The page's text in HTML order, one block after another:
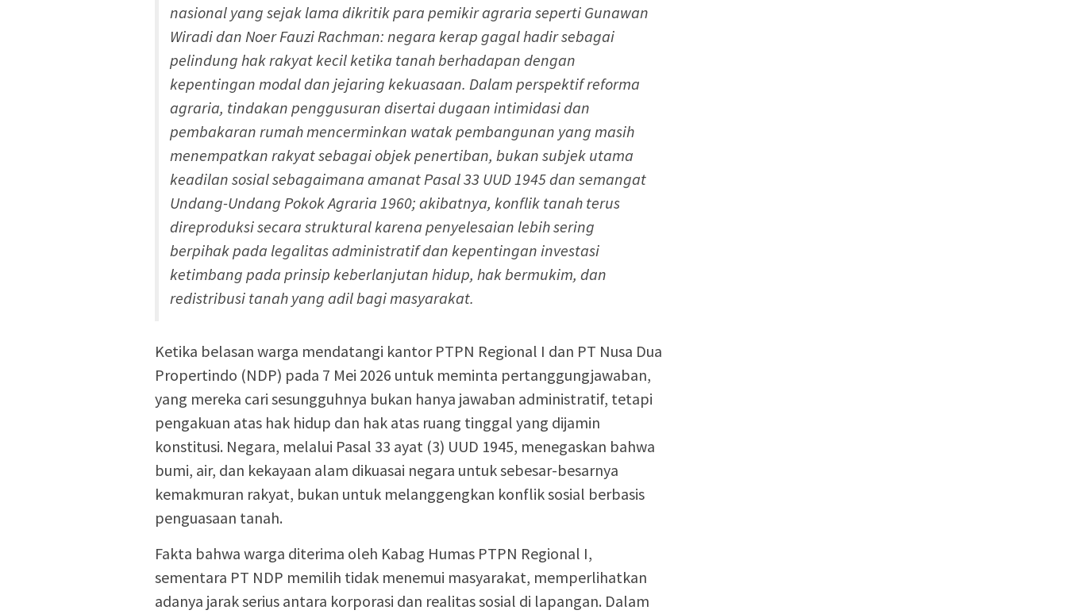
nasional yang sejak lama dikritik para pemikir agraria seperti Gunawan
Wiradi dan Noer Fauzi Rachman: negara kerap gagal hadir sebagai
pelindung hak rakyat kecil ketika tanah berhadapan dengan
kepentingan modal dan jejaring kekuasaan. Dalam perspektif reforma
agraria, tindakan penggusuran disertai dugaan intimidasi dan
pembakaran rumah mencerminkan watak pembangunan yang masih
menempatkan rakyat sebagai objek penertiban, bukan subjek utama
keadilan sosial sebagaimana amanat Pasal 33 UUD 1945 dan semangat
Undang-Undang Pokok Agraria 1960; akibatnya, konflik tanah terus
direproduksi secara struktural karena penyelesaian lebih sering
berpihak pada legalitas administratif dan kepentingan investasi
ketimbang pada prinsip keberlanjutan hidup, hak bermukim, dan
redistribusi tanah yang adil bagi masyarakat.
Ketika belasan warga mendatangi kantor PTPN Regional I dan PT Nusa Dua
Propertindo (NDP) pada 7 Mei 2026 untuk meminta pertanggungjawaban,
yang mereka cari sesungguhnya bukan hanya jawaban administratif, tetapi
pengakuan atas hak hidup dan hak atas ruang tinggal yang dijamin
konstitusi. Negara, melalui Pasal 33 ayat (3) UUD 1945, menegaskan bahwa
bumi, air, dan kekayaan alam dikuasai negara untuk sebesar-besarnya
kemakmuran rakyat, bukan untuk melanggengkan konflik sosial berbasis
penguasaan tanah.
Fakta bahwa warga diterima oleh Kabag Humas PTPN Regional I,
sementara PT NDP memilih tidak menemui masyarakat, memperlihatkan
adanya jarak serius antara korporasi dan realitas sosial di lapangan. Dalam